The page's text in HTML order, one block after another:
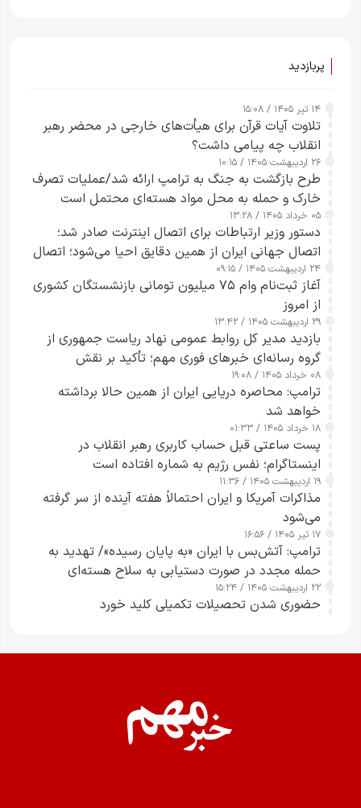
پربازدید
۱۴ تیر ۱۴۰۵ / ۱۵:۰۸
تلاوت آیات قرآن برای هیأت‌های خارجی در محضر رهبر
انقلاب چه پیامی داشت؟
۲۶ اردیبهشت ۱۴۰۵ / ۱۰:۱۵
طرح‌ بازگشت به جنگ به ترامپ ارائه شد/عملیات تصرف
خارک و حمله به محل مواد هسته‌ای محتمل است
۰۵ خرداد ۱۴۰۵ / ۱۳:۲۸
دستور وزیر ارتباطات برای اتصال اینترنت صادر شد؛
اتصال جهانی ایران از همین دقایق احیا می‌شود؛ اتصال
کامل مردم تا ۲۴ ساعت آینده
۲۴ اردیبهشت ۱۴۰۵ / ۰۹:۱۵
آغاز ثبت‌نام وام ۷۵ میلیون تومانی بازنشستگان کشوری
از امروز
۲۹ اردیبهشت ۱۴۰۵ / ۱۳:۴۲
بازدید مدیر کل روابط عمومی نهاد ریاست جمهوری از
گروه رسانه‌ای خبرهای فوری مهم؛ تأکید بر نقش
رسانه‌های هوشمند و مسئول در ارتقای آگاهی عمومی
۰۸ خرداد ۱۴۰۵ / ۱۹:۰۸
ترامپ: محاصره دریایی ایران از همین حالا برداشته
خواهد شد
۱۸ خرداد ۱۴۰۵ / ۰۱:۳۳
پست ساعتی قبل حساب کاربری رهبر انقلاب در
اینستاگرام؛ نفس رژیم به شماره افتاده است​
۱۹ اردیبهشت ۱۴۰۵ / ۱۱:۳۶
مذاکرات آمریکا و ایران احتمالاً هفته آینده از سر گرفته
می‌شود
۱۷ تیر ۱۴۰۵ / ۱۶:۵۶
ترامپ: آتش‌بس با ایران «به پایان رسیده»/ تهدید به
حمله مجدد در صورت دستیابی به سلاح هسته‌ای
۲۲ اردیبهشت ۱۴۰۵ / ۱۵:۲۴
حضوری شدن تحصیلات تکمیلی کلید خورد